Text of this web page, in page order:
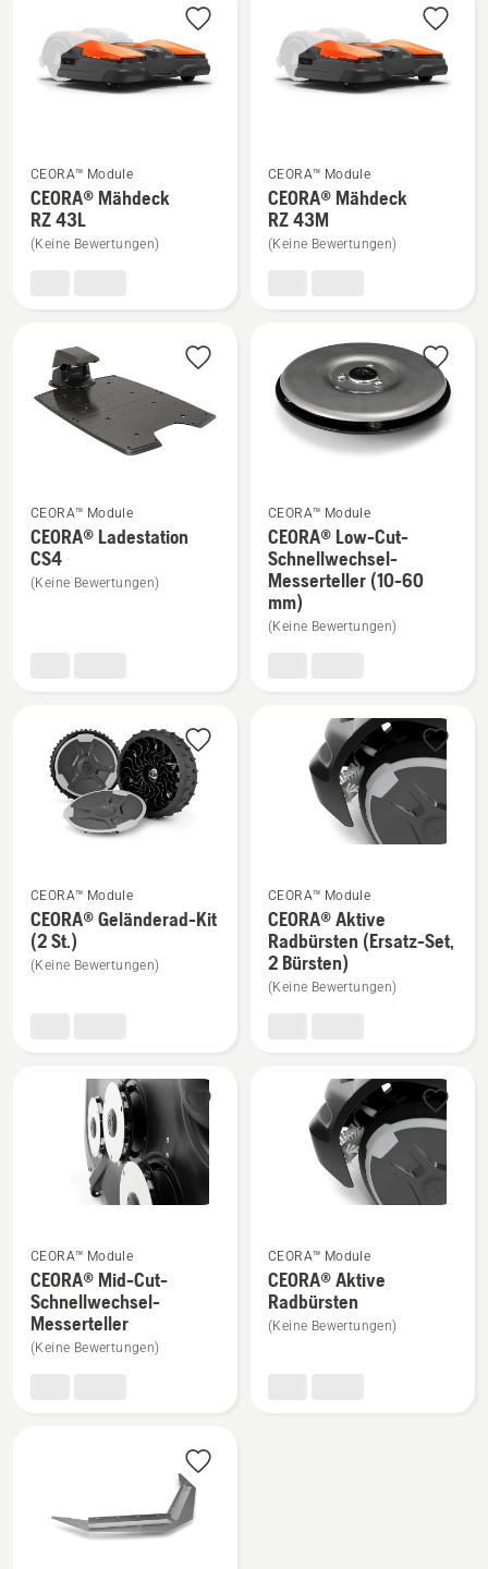
Details
zu
CEORA®
CEORA™ Module
CEORA® Mähdeck
RZ 43L
(Keine Bewertungen)
Details
zu
CEORA®
CEORA™ Module
CEORA® Mähdeck
RZ 43M
(Keine Bewertungen)
Mehr
Details
CEORA™ Module
CEORA® Ladestation
CS4
(Keine Bewertungen)
Mehr
Details
zu
CEORA®
Low-
anzeigen
CEORA™ Module
CEORA® Low-Cut-
Schnellwechsel-
Messerteller (10-60
mm)
(Keine Bewertungen)
Mehr
Details
zu
CEORA®
anzeigen
CEORA™ Module
CEORA® Geländerad-Kit
(2 St.)
(Keine Bewertungen)
Mehr
Details
zu
CEORA®
Aktive
2 Bürsten)
anzeigen
CEORA™ Module
CEORA® Aktive
Radbürsten (Ersatz-Set,
2 Bürsten)
(Keine Bewertungen)
Mehr
Details
zu
CEORA®
Mid-
CEORA™ Module
CEORA® Mid-Cut-
Schnellwechsel-
Messerteller
(Keine Bewertungen)
Mehr
Details
zu
CEORA®
CEORA™ Module
CEORA® Aktive
Radbürsten
(Keine Bewertungen)